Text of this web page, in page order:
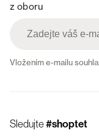
z oboru
Vložením e-mailu
Sledujte#shoptet